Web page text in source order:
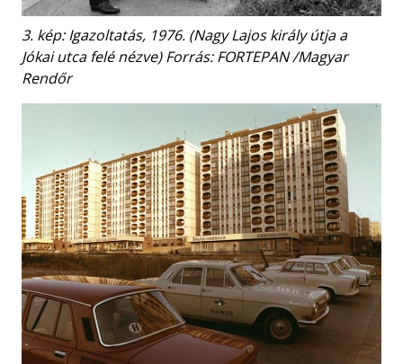
3. kép: Igazoltatás, 1976. (Nagy Lajos király útja a
Jókai utca felé nézve) Forrás: FORTEPAN /Magyar
Rendőr